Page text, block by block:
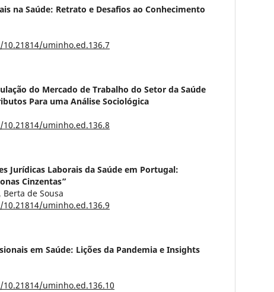
na Saúde: Retrato e Desafios ao Conhecimento
uminho.ed.136.7
do Mercado de Trabalho do Setor da Saúde
Para uma Análise Sociológica
uminho.ed.136.8
Jurídicas Laborais da Saúde em Portugal:
Cinzentas”
de Sousa
uminho.ed.136.9
em Saúde: Lições da Pandemia e Insights
uminho.ed.136.10